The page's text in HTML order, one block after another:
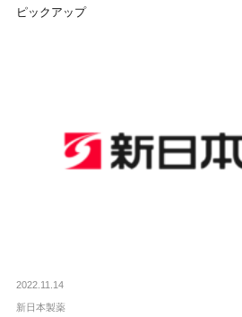
ピックアップ
2022.11.14
新日本製薬